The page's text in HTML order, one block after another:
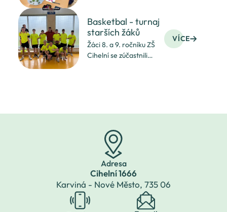
Basketbal - turnaj
starších žáků
Žáci 8. a 9. ročníku ZŠ
Cihelní se zúčastnili
VÍCE
Adresa
Cihelní 1666
Karviná - Nové Město, 735 06